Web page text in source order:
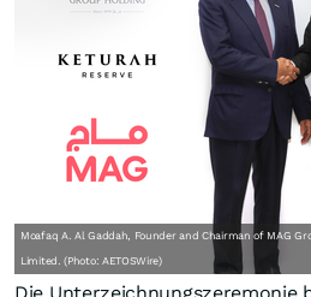
Moafaq A. Al Gaddah, Founder and Chairman of MAG
Limited. (Photo: AETOSWire)